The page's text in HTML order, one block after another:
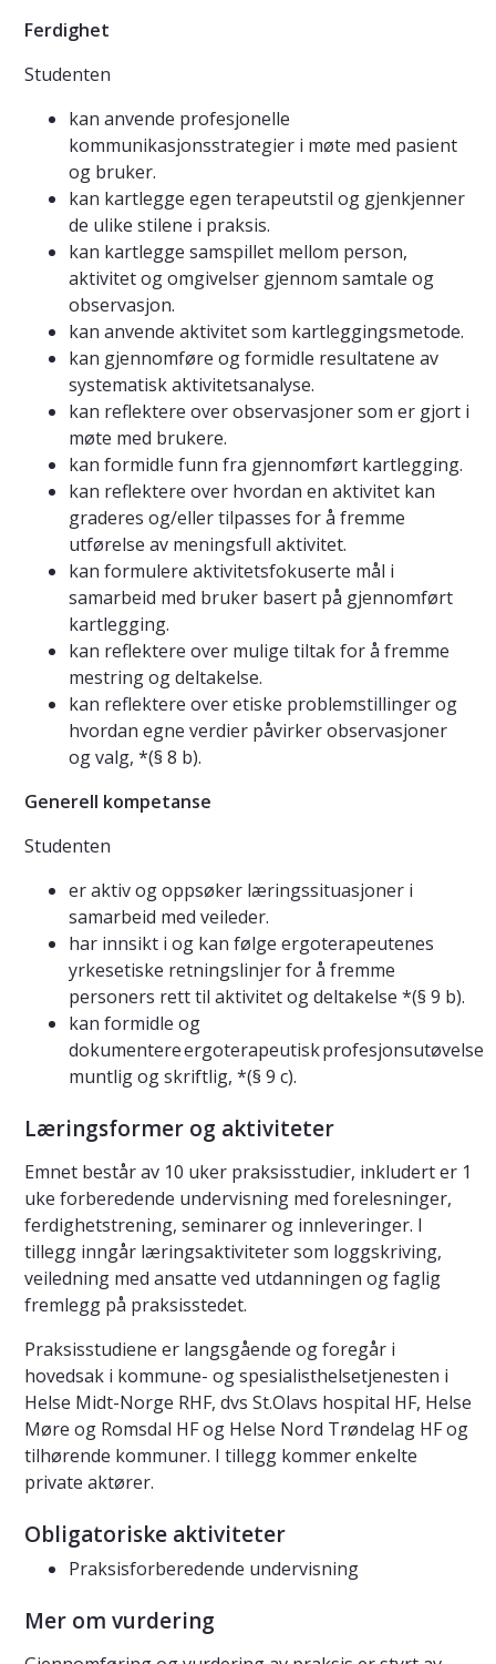
Ferdighet
Studenten
kan anvende profesjonelle
kommunikasjonsstrategier i møte med pasient
og bruker.
kan kartlegge egen terapeutstil og gjenkjenner
de ulike stilene i praksis.
kan kartlegge samspillet mellom person,
aktivitet og omgivelser gjennom samtale og
observasjon.
kan anvende aktivitet som kartleggingsmetode.
kan gjennomføre og formidle resultatene av
systematisk aktivitetsanalyse.
kan reflektere over observasjoner som er gjort i
møte med brukere.
kan formidle funn fra gjennomført kartlegging.
kan reflektere over hvordan en aktivitet kan
graderes og/eller tilpasses for å fremme
utførelse av meningsfull aktivitet.
kan formulere aktivitetsfokuserte mål i
samarbeid med bruker basert på gjennomført
kartlegging.
kan reflektere over mulige tiltak for å fremme
mestring og deltakelse.
kan reflektere over etiske problemstillinger og
hvordan egne verdier påvirker observasjoner
og valg, *(§ 8 b).
Generell kompetanse
Studenten
er aktiv og oppsøker læringssituasjoner i
samarbeid med veileder.
har innsikt i og kan følge ergoterapeutenes
yrkesetiske retningslinjer for å fremme
personers rett til aktivitet og deltakelse *(§ 9 b).
kan formidle og
dokumentere ergoterapeutisk profesjonsutøvelse
muntlig og skriftlig, *(§ 9 c).
Læringsformer og aktiviteter
Emnet består av 10 uker praksisstudier, inkludert er 1
uke forberedende undervisning med forelesninger,
ferdighetstrening, seminarer og innleveringer. I
tillegg inngår læringsaktiviteter som loggskriving,
veiledning med ansatte ved utdanningen og faglig
fremlegg på praksisstedet.
Praksisstudiene er langsgående og foregår i
hovedsak i kommune- og spesialisthelsetjenesten i
Helse Midt-Norge RHF, dvs St.Olavs hospital HF, Helse
Møre og Romsdal HF og Helse Nord Trøndelag HF og
tilhørende kommuner. I tillegg kommer enkelte
private aktører.
Obligatoriske aktiviteter
Praksisforberedende undervisning
Mer om vurdering